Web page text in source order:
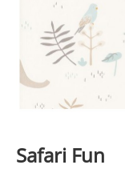
Safari Fun